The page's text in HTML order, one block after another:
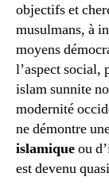
objectifs et
musulmans, à
moyens
l’aspect social,
islam sunnite
modernité
ne démontre
islamiqueou
est devenu